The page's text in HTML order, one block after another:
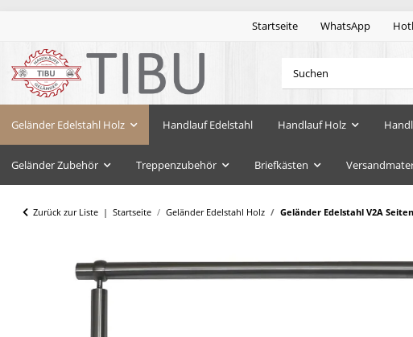
Startseite WhatsApp
Geländer Edelstahl Holz Handlauf Edelstahl Handlauf Holz
Geländer Zubehör Treppenzubehör Briefkästen
Zurück zur Liste Startseite Geländer Edelstahl Holz Geländer Edelstahl V2A